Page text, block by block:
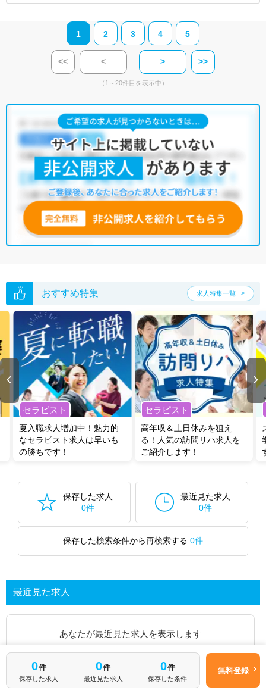
1 2 3 4 5
<< < > >>
（1～20件目を表示中）
おすすめ特集 求人特集一覧
セラピスト
夏入職求人増加中！魅力的
なセラピスト求人は早いも
の勝ちです！
セラピスト
高年収＆土日休みを狙え
る！人気の訪問リハ求人を
ご紹介します！
保存した求人
0件
最近見た求人
0件
保存した検索条件から再検索する 0件
最近見た求人
あなたが最近見た求人を表示します
求人を探してみる
0件
保存した求人
0件
最近見た求人
0件
保存した条件
無料登録